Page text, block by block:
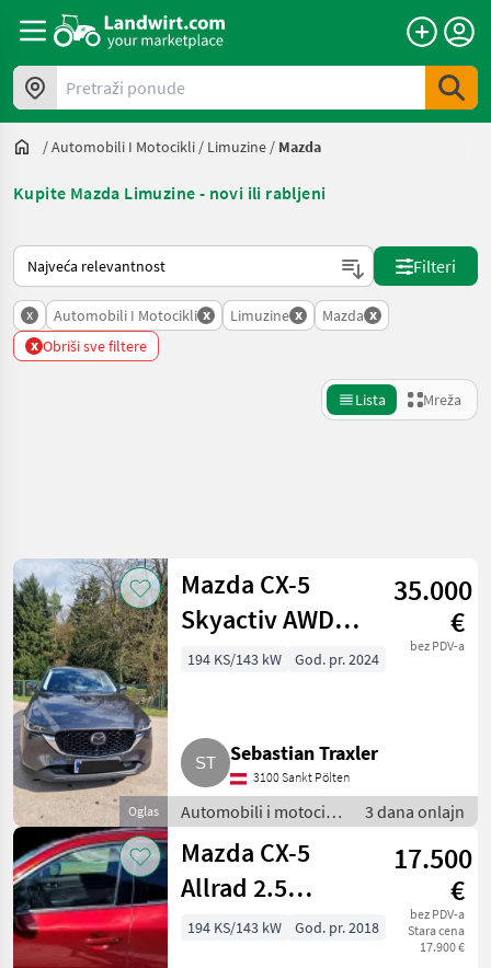
Pretraži ponude
/Automobili I Motocikli / Limuzine / Mazda
Kupite Mazda Limuzine - novi ili rabljeni
Način na koji sortira Landwirt.com
Filteri
x Automobili I Motocikli x Limuzine x Mazda x
x Obriši sve filtere
Lista Mreža
Kategorija 4 Država Filteri
TRENUTNA
PUTANJA
Auto,
kamion,
moped
Automobili I
Motocikli
Limuzine
Mazda
IZABERITE
KATEGORIJU
Mazda
Resetuj
Prikaži 5
rezultata
Oglas
Mazda CX-5
Skyactiv AWD
Exclusive
35.000
€
bez PDV-a
194 KS/143 kW God. pr. 2024
Sebastian Traxler
3100 Sankt Pölten
Automobili i motocikli
/ Limuzine
3 dana onlajn
Mazda CX-5
Allrad 2.5
SKYACTIV-G 194
17.500
€
bez PDV-a
Stara cena
17.900 €
194 KS/143 kW God. pr. 2018